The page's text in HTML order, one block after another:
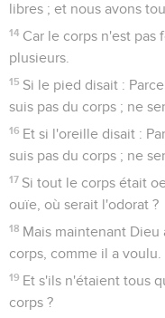
libres ; et nous avons
14 Car le corps n'est pas
plusieurs.
15 Si le pied disait :
suis pas du corps ; ne
16 Et si l'oreille disait :
suis pas du corps ; ne
17 Si tout le corps était
ouïe, où serait l'odorat ?
18 Mais maintenant Dieu
corps, comme il a voulu.
19 Et s'ils n'étaient tous
corps ?